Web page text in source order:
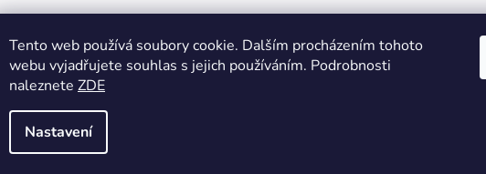
Tento web používá soubory cookie. Dalším procházením tohoto
webu vyjadřujete souhlas s jejich používáním. Podrobnosti
naleznete ZDE
Nastavení
košík